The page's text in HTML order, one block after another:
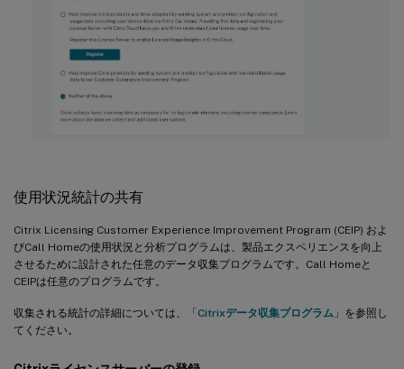
使用状況統計の共有
Citrix Licensing Customer Experience Improvement Program (CEIP) およ
びCall Homeの使用状況と分析プログラムは、製品エクスペリエンスを向上
させるために設計された任意のデータ収集プログラムです。Call Homeと
CEIPは任意のプログラムです。
収集される統計の詳細については、「 Citrixデータ収集プログラム 」を参照し
てください。